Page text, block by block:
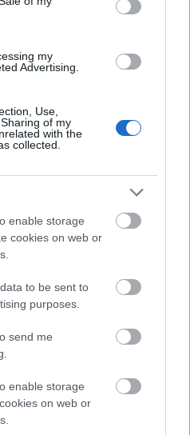
my
Advertising.
Use,
of my
with the
collected.
enable storage
cookies on web or
to be sent to
purposes.
send me
enable storage
on web or
τον καιρό
Αρχαία Επίδαυρο
στην Αρχαία
Επίδαυρο η θερμοκρασία
28°. Το Σάββατο η μέγιστη είναι
28°.